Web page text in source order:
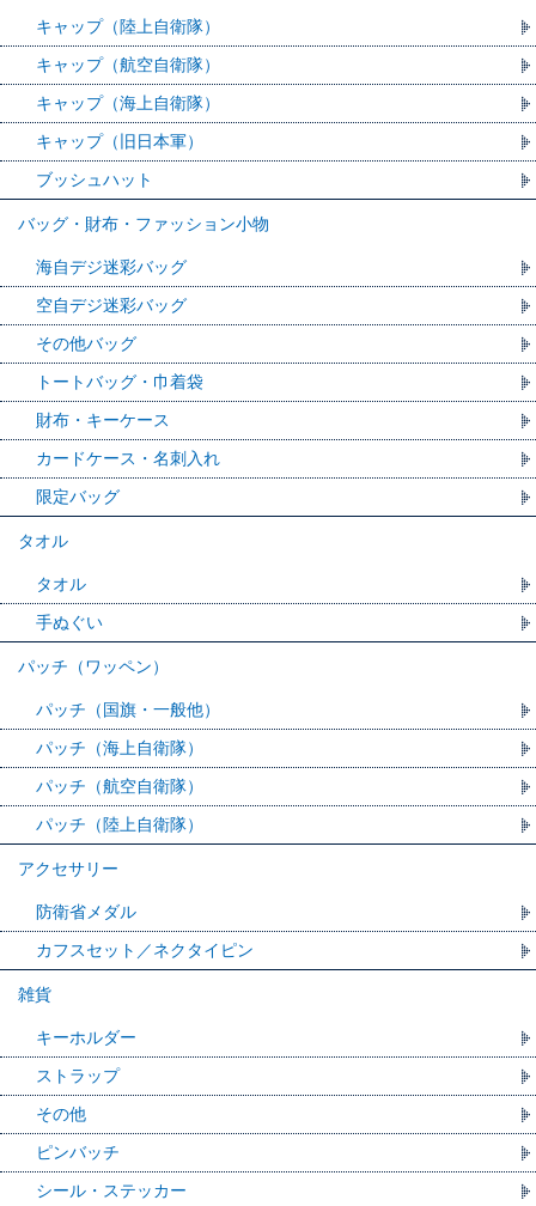
キャップ（陸上自衛隊）
キャップ（航空自衛隊）
キャップ（海上自衛隊）
キャップ（旧日本軍）
ブッシュハット
バッグ・財布・ファッション小物
海自デジ迷彩バッグ
空自デジ迷彩バッグ
その他バッグ
トートバッグ・巾着袋
財布・キーケース
カードケース・名刺入れ
限定バッグ
タオル
タオル
手ぬぐい
パッチ（ワッペン）
パッチ（国旗・一般他）
パッチ（海上自衛隊）
パッチ（航空自衛隊）
パッチ（陸上自衛隊）
アクセサリー
防衛省メダル
カフスセット／ネクタイピン
雑貨
キーホルダー
ストラップ
その他
ピンバッチ
シール・ステッカー